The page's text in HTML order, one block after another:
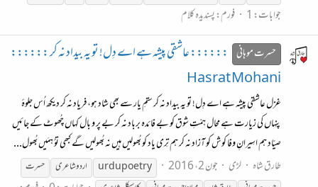
جوابات: 1 فورم:پسندیدہ کلام
حسرت موہانی :::::: عاشقی پیشہ ہے اے دِل! تو یہ بیداد نہ کر ::::::
Hasrat Mohani
غزل عاشقی پیشہ ہے اے دِل! تو یہ بیداد نہ کر ستمِ یار سے بھی شاد ہو، فریاد نہ کر دیکھ اُس جلوۂ
پنہاں کی زیارت ہے محال ہمّتِ شوق کو بے فائدہ برباد نہ کر بے پر و بال کہاں چُھوٹ کے جائیں
صیّاد ہم اسِیرانِ وفا کوش کو آزاد نہ کر ہم تِری یاد کو بُھولیں ہیں نہ بُھولیں گے کبھی توُ ہمَیں بُھول...
طارق شاہ
لڑی جون 2، 2016 urdupoetry اردو شاعری
حسرت